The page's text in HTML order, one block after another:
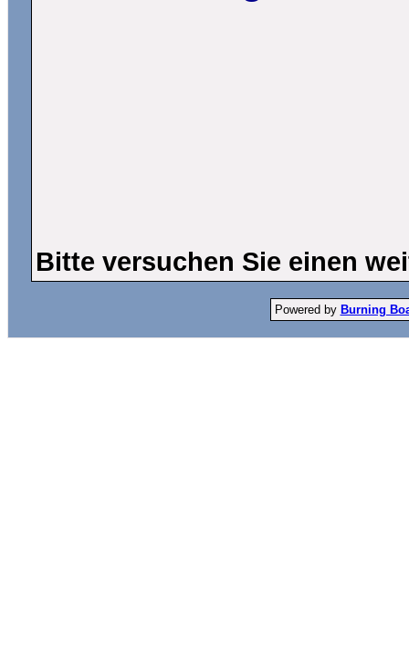
Bitte versuchen Sie einen
Powered by Burning